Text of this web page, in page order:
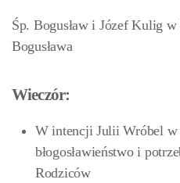
Śp. Bogusław i Józef Kulig
Bogusława
Wieczór:
W intencji Julii Wróbel w
błogosławieństwo i
Rodziców